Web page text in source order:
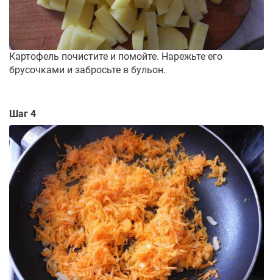
Картофель почистите и помойте. Нарежьте его
брусочками и забросьте в бульон.
Шаг 4